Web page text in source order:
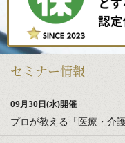
セミナー情報
09月30日(水)開催
プロが教える「医療・介